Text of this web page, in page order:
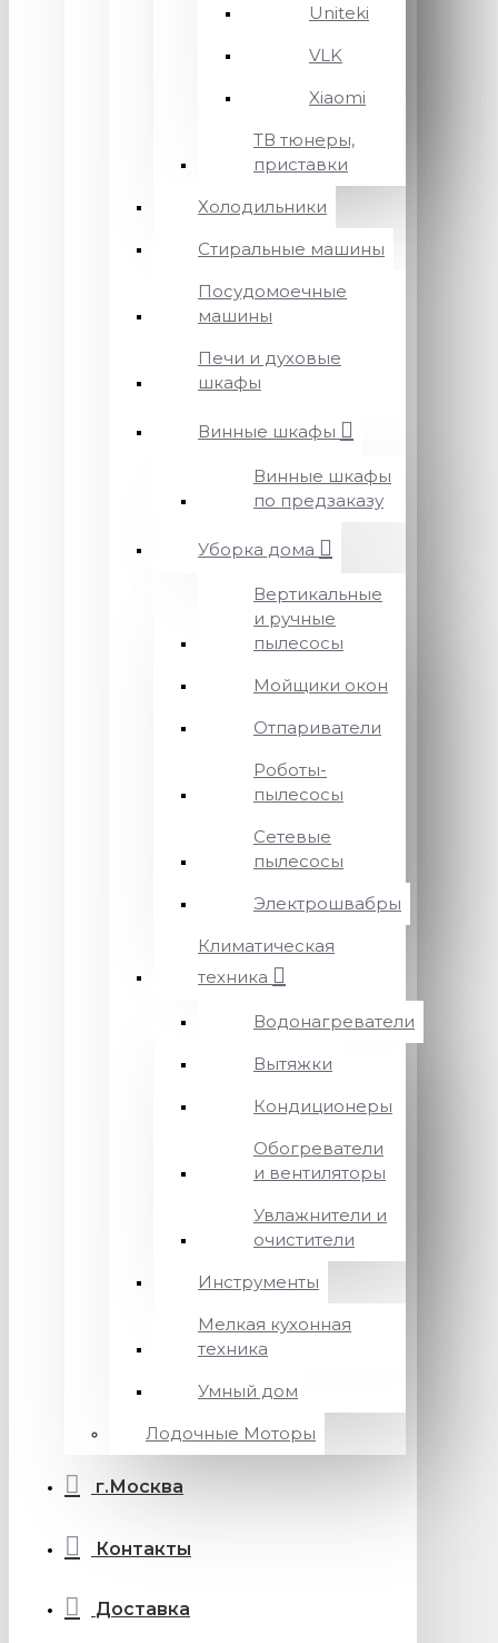
Uniteki
VLK
Xiaomi
ТВ тюнеры,
приставки
Холодильники
Стиральные машины
Посудомоечные
машины
Печи и духовые
шкафы
Винные шкафы
Винные шкафы
по предзаказу
Уборка дома
Вертикальные
и ручные
пылесосы
Мойщики окон
Отпариватели
Роботы-
пылесосы
Сетевые
пылесосы
Электрошвабры
Климатическая
техника
Водонагреватели
Вытяжки
Кондиционеры
Обогреватели
и вентиляторы
Увлажнители и
очистители
Инструменты
Мелкая кухонная
техника
Умный дом
Лодочные Моторы
г.Москва
Контакты
Доставка